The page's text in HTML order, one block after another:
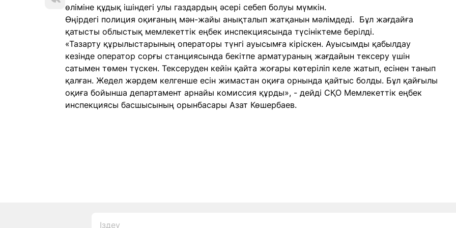
өліміне құдық ішіндегі улы газдардың әсері себеп болуы мүмкін.
Өңірдегі полиция оқиғаның мән-жайы анықталып жатқанын мәлімдеді. Бұл жағдайға
қатысты облыстық мемлекеттік еңбек инспекциясында түсініктеме берілді.
«Тазарту құрылыстарының операторы түнгі ауысымға кіріскен. Ауысымды қабылдау
кезінде оператор сорғы станциясында бекітпе арматураның жағдайын тексеру үшін
сатымен төмен түскен. Тексеруден кейін қайта жоғары көтеріліп келе жатып, есінен танып
қалған. Жедел жәрдем келгенше есін жимастан оқиға орнында қайтыс болды. Бұл қайғылы
оқиға бойынша департамент арнайы комиссия құрды», - дейді СҚО Мемлекеттік еңбек
инспекциясы басшысының орынбасары Азат Көшербаев.